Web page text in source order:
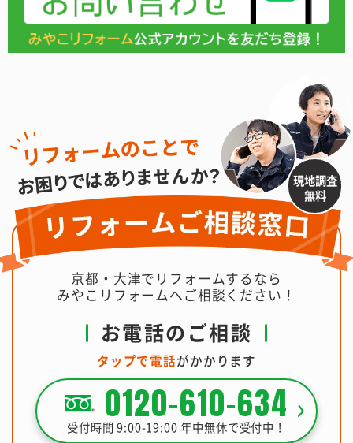
現地調査
無料
京都・大津でリフォームするなら
みやこリフォームへご相談ください！
お電話のご相談
タップで電話がかかります
0120-610-634
受付時間 9:00-19:00 年中無休で受付中！